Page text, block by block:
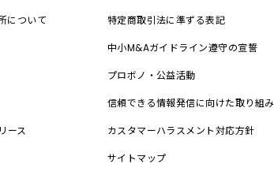
について
ース
特定商取引法に準ずる表記
中小M&Aガイドライン遵守の宣誓
プロボノ・公益活動
信頼できる情報発信に向けた取り組み
カスタマーハラスメント対応方針
サイトマップ